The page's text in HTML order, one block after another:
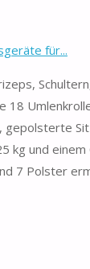
für...
18
gepolsterte
kg und
7 Polster